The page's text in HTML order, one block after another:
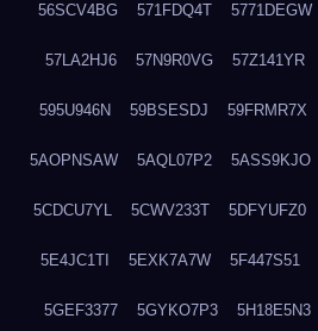
56SCV4BG 571FDQ4T 5771DEGW
57LA2HJ6 57N9R0VG 57Z141YR
595U946N 59BSESDJ 59FRMR7X
5AOPNSAW 5AQL07P2 5ASS9KJO
5CDCU7YL 5CWV233T 5DFYUFZ0
5E4JC1TI 5EXK7A7W 5F447S51
5GEF3377 5GYKO7P3 5H18E5N3